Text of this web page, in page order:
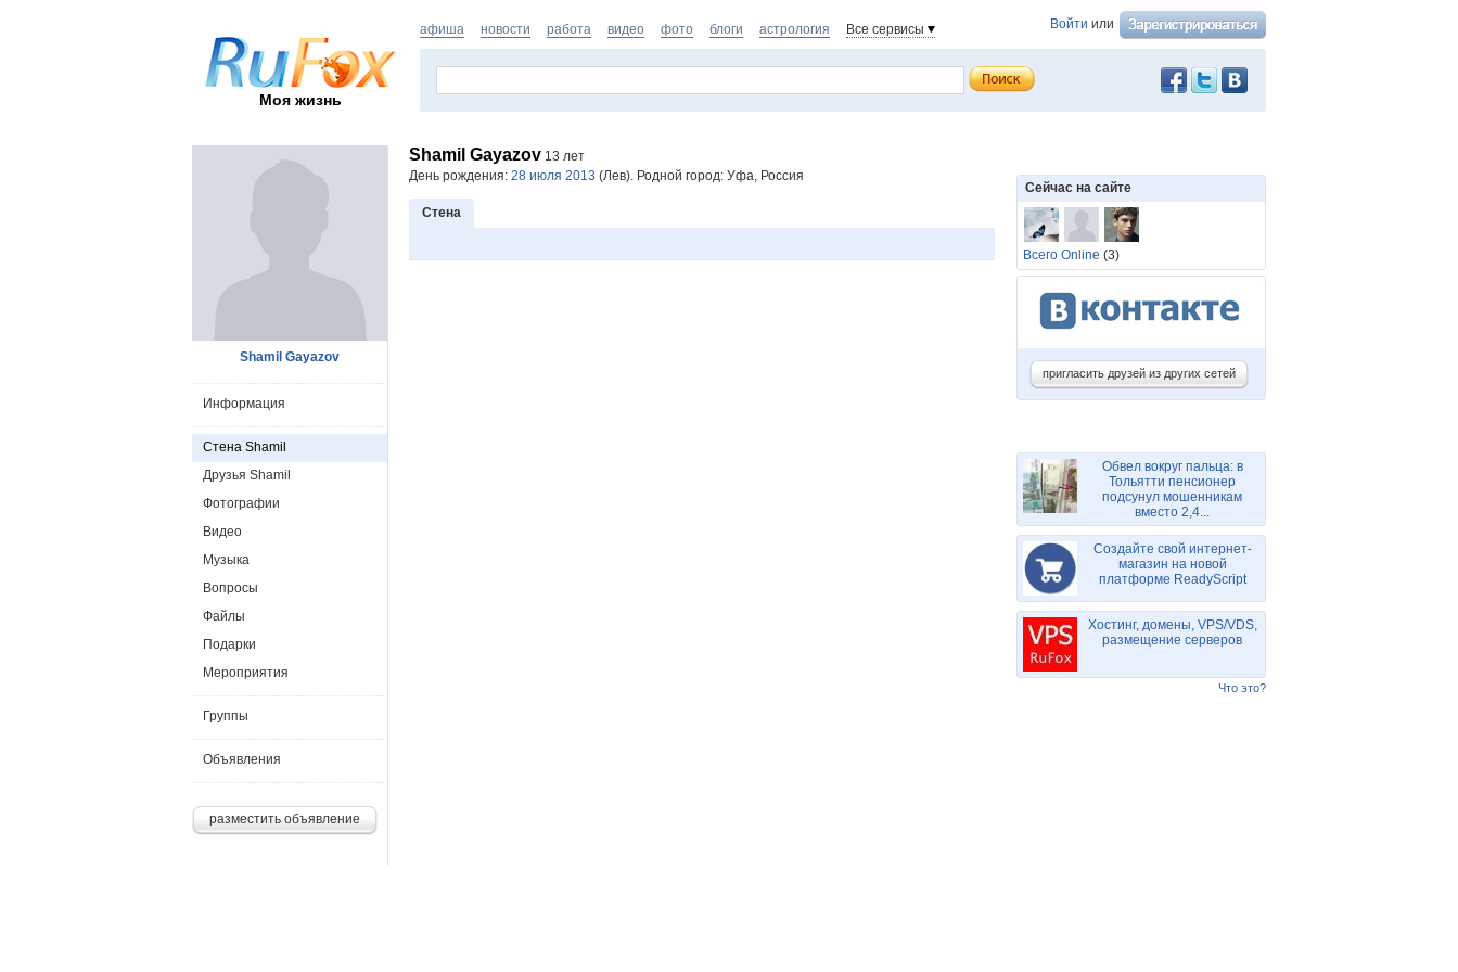
Моя жизнь
Войти или
афиша новости работа видео фото блоги астрология Все сервисы
Shamil Gayazov 13 лет
День рождения: 28 июля 2013 (Лев). Родной город: Уфа, Россия
Стена
Shamil Gayazov
Информация
Стена Shamil
Друзья Shamil
Фотографии
Видео
Музыка
Вопросы
Файлы
Подарки
Мероприятия
Группы
Объявления
разместить объявление
Сейчас на сайте
Всего Online (3)
пригласить друзей из других сетей
Обвел вокруг пальца: в
Тольятти пенсионер
подсунул мошенникам
вместо 2,4...
Создайте свой интернет-
магазин на новой
платформе ReadyScript
Хостинг, домены, VPS/VDS,
размещение серверов
Что это?